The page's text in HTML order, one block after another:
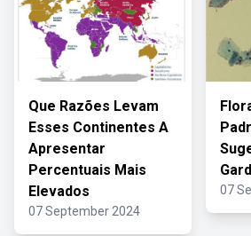
Que Razões Levam
Esses Continentes A
Apresentar
Percentuais Mais
Elevados
07 September 2024
07